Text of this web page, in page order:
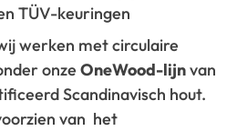
TÜV-keuringen
werken met circulaire
onzeOneWood-lijnvan
Scandinavisch hout.
van het